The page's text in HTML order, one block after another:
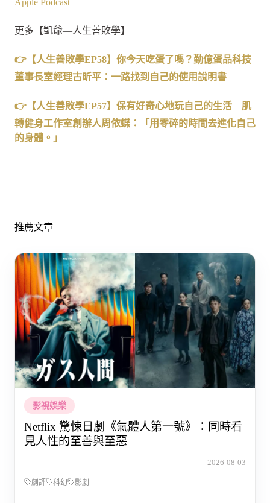
Apple Podcast
更多【凱爺—人生善敗學】
👉【人生善敗學EP58】你今天吃蛋了嗎？勤億蛋品科技
董事長室經理古昕平：一路找到自己的使用說明書
👉【人生善敗學EP57】保有好奇心地玩自己的生活 肌
轉健身工作室創辦人周依蝶：「用零碎的時間去進化自己
的身體。」
推薦文章
影視娛樂
Netflix 驚悚日劇《氣體人第一號》：同時看
見人性的至善與至惡
2026-08-03
劇評 科幻 影劇